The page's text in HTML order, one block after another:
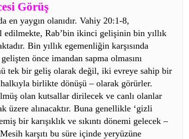
Görüş
en yaygın olanıdır. Vahiy 20:1-8,
Rab’bin ikinci gelişinin bin yıllık
Bin yıllık egemenliğin karşısında
önce imandan sapma olmasını
tek bir geliş olarak değil, iki evreye sahip bir
birlikte dönüşü – olarak görürler.
olan kutsallar dirilecek ve canlı olanlar
üzere alınacaktır. Buna genellikle ‘gizli
bir karışıklık ve sıkıntı dönemi gelecek –
karşıtı bu süre içinde yeryüzüne